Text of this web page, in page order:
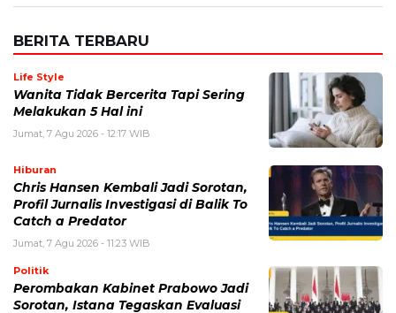
BERITA TERBARU
Life Style
Wanita Tidak Bercerita Tapi Sering
Melakukan 5 Hal ini
Jumat, 7 Agu 2026 - 12:17 WIB
Hiburan
Chris Hansen Kembali Jadi Sorotan,
Profil Jurnalis Investigasi di Balik To
Catch a Predator
Jumat, 7 Agu 2026 - 11:23 WIB
Politik
Perombakan Kabinet Prabowo Jadi
Sorotan, Istana Tegaskan Evaluasi